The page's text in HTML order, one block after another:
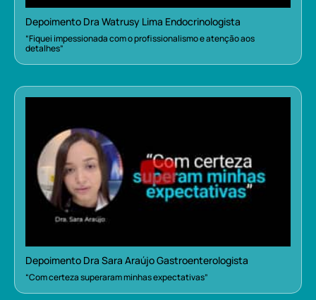
Depoimento Dra Watrusy Lima Endocrinologista
“Fiquei impessionada com o profissionalismo e atenção aos
detalhes”
Depoimento Dra Sara Araújo Gastroenterologista
“Com certeza superaram minhas expectativas”